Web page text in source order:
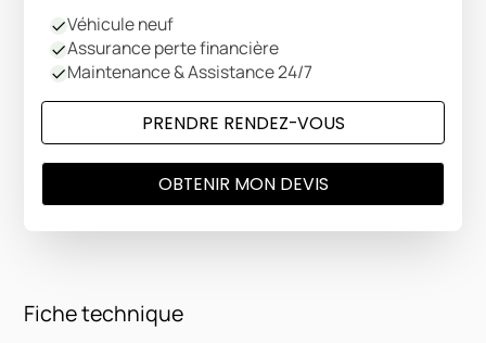
Fiche technique
Véhicule neuf
Assurance perte financière
Maintenance & Assistance 24/7
PRENDRE RENDEZ-VOUS
OBTENIR MON DEVIS